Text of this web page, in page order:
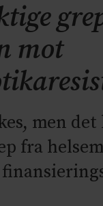
mot
men det
fra